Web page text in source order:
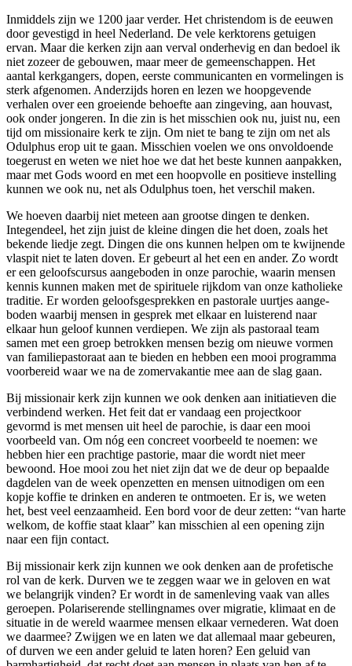
Inmiddels zijn we 1200 jaar verder. Het christendom is de eeuwen
door gevestigd in heel Nederland. De vele kerktorens getuigen
ervan. Maar die kerken zijn aan verval onderhevig en dan bedoel ik
niet zozeer de gebouwen, maar meer de gemeenschappen. Het
aantal kerkgangers, dopen, eerste communicanten en vormelingen is
sterk afgenomen. Anderzijds horen en lezen we hoopgevende
verhalen over een groeiende behoefte aan zingeving, aan houvast,
ook onder jongeren. In die zin is het misschien ook nu, juist nu, een
tijd om missionaire kerk te zijn. Om niet te bang te zijn om net als
Odulphus erop uit te gaan. Misschien voelen we ons onvoldoende
toegerust en weten we niet hoe we dat het beste kunnen aanpakken,
maar met Gods woord en met een hoopvolle en positieve instelling
kunnen we ook nu, net als Odulphus toen, het verschil maken.
We hoeven daarbij niet meteen aan grootse dingen te denken.
Integendeel, het zijn juist de kleine dingen die het doen, zoals het
bekende liedje zegt. Dingen die ons kunnen helpen om te kwijnende
vlaspit niet te laten doven. Er gebeurt al het een en ander. Zo wordt
er een geloofscursus aangeboden in onze parochie, waarin mensen
kennis kunnen maken met de spirituele rijkdom van onze katholieke
traditie. Er worden geloofsgesprekken en pastorale uurtjes aange-
boden waarbij mensen in gesprek met elkaar en luisterend naar
elkaar hun geloof kunnen verdiepen. We zijn als pastoraal team
samen met een groep betrokken mensen bezig om nieuwe vormen
van familiepastoraat aan te bieden en hebben een mooi programma
voorbereid waar we na de zomervakantie mee aan de slag gaan.
Bij missionair kerk zijn kunnen we ook denken aan initiatieven die
verbindend werken. Het feit dat er vandaag een projectkoor
gevormd is met mensen uit heel de parochie, is daar een mooi
voorbeeld van. Om nóg een concreet voorbeeld te noemen: we
hebben hier een prachtige pastorie, maar die wordt niet meer
bewoond. Hoe mooi zou het niet zijn dat we de deur op bepaalde
dagdelen van de week openzetten en mensen uitnodigen om een
kopje koffie te drinken en anderen te ontmoeten. Er is, we weten
het, best veel eenzaamheid. Een bord voor de deur zetten: “van harte
welkom, de koffie staat klaar” kan misschien al een opening zijn
naar een fijn contact.
Bij missionair kerk zijn kunnen we ook denken aan de profetische
rol van de kerk. Durven we te zeggen waar we in geloven en wat
we belangrijk vinden? Er wordt in de samenleving vaak van alles
geroepen. Polariserende stellingnames over migratie, klimaat en de
situatie in de wereld waarmee mensen elkaar vernederen. Wat doen
we daarmee? Zwijgen we en laten we dat allemaal maar gebeuren,
of durven we een ander geluid te laten horen? Een geluid van